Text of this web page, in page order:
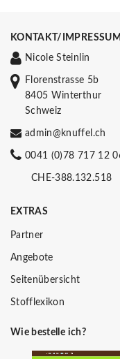
KONTAKT/IMPRESSUM
Nicole Steinlin
Florenstrasse 5b
8405 Winterthur
Schweiz
admin@knuffel.ch
0041 (0)78 717 12
CHE-388.132.518
EXTRAS
Partner
Angebote
Seitenübersicht
Stofflexikon
Wie bestelle ich?